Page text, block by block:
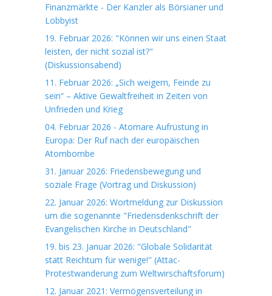
Finanzmärkte - Der Kanzler als Börsianer und
Lobbyist
19. Februar 2026: "Können wir uns einen Staat
leisten, der nicht sozial ist?"
(Diskussionsabend)
11. Februar 2026: „Sich weigern, Feinde zu
sein“ – Aktive Gewaltfreiheit in Zeiten von
Unfrieden und Krieg
04. Februar 2026 - Atomare Aufrüstung in
Europa: Der Ruf nach der europäischen
Atombombe
31. Januar 2026: Friedensbewegung und
soziale Frage (Vortrag und Diskussion)
22. Januar 2026: Wortmeldung zur Diskussion
um die sogenannte "Friedensdenkschrift der
Evangelischen Kirche in Deutschland"
19. bis 23. Januar 2026: "Globale Solidarität
statt Reichtum für wenige!" (Attac-
Protestwanderung zum Weltwirschaftsforum)
12. Januar 2021: Vermögensverteilung in